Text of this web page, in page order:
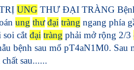
UNG THƯ ĐẠI TRÀNG
ung thư đại tràng ngang phía
cắt đại tràng phải mở rộng 2/3
bệnh sau mổ pT4aN1M0. Sau
sau......